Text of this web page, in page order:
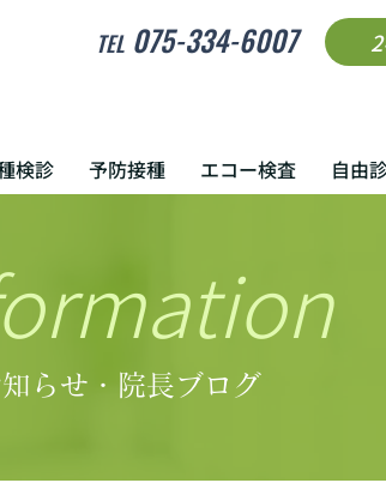
TEL 075-334-6007
検診 予防接種 エコー検査 自由
らせ・院長ブログ